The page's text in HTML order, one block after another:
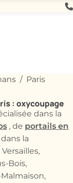
Paris
: oxycoupage
dans la
, de portails en
la
Versailles,
Bois,